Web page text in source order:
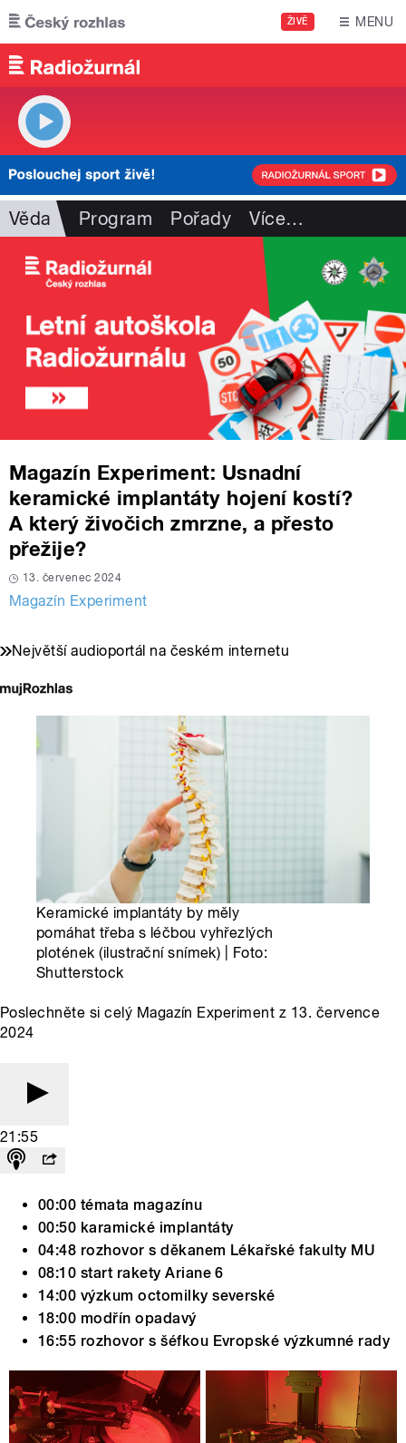
Přejít k hlavnímu obsahu
ŽIVĚ MENU
Věda Program Pořady Více…
Magazín Experiment: Usnadní
keramické implantáty hojení kostí?
A který živočich zmrzne, a přesto
přežije?
13. červenec 2024
Magazín Experiment
Největší audioportál na českém internetu
Keramické implantáty by měly
pomáhat třeba s léčbou vyhřezlých
plotének (ilustrační snímek) | Foto:
Shutterstock
Poslechněte si celý Magazín Experiment z 13. července
2024
21:55
00:00 témata magazínu
00:50 karamické implantáty
04:48 rozhovor s děkanem Lékařské fakulty MU
08:10 start rakety Ariane 6
14:00 výzkum octomilky severské
18:00 modřín opadavý
16:55 rozhovor s šéfkou Evropské výzkumné rady